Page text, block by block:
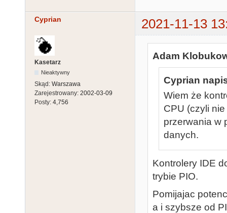
Cyprian 2021-11-13
Kasetarz
Nieaktywny
Skąd: Warszawa
Zarejestrowany: 2002-03-09
Posty: 4,756
Adam
Cyprian
Wiem że
CPU (czyli
przerwania w
danych.
Kontrolery IDE
trybie PIO.
Pomijajac
a i szybsze od